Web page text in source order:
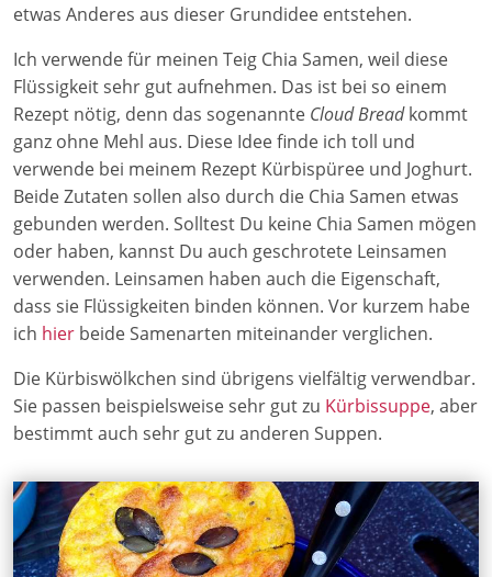
etwas Anderes aus dieser Grundidee entstehen.
Ich verwende für meinen Teig Chia Samen, weil diese
Flüssigkeit sehr gut aufnehmen. Das ist bei so einem
Rezept nötig, denn das sogenannte Cloud Breadkommt
ganz ohne Mehl aus. Diese Idee finde ich toll und
verwende bei meinem Rezept Kürbispüree und Joghurt.
Beide Zutaten sollen also durch die Chia Samen etwas
gebunden werden. Solltest Du keine Chia Samen mögen
oder haben, kannst Du auch geschrotete Leinsamen
verwenden. Leinsamen haben auch die Eigenschaft,
dass sie Flüssigkeiten binden können. Vor kurzem habe
ich hier beide Samenarten miteinander verglichen.
Die Kürbiswölkchen sind übrigens vielfältig verwendbar.
Sie passen beispielsweise sehr gut zu Kürbissuppe, aber
bestimmt auch sehr gut zu anderen Suppen.